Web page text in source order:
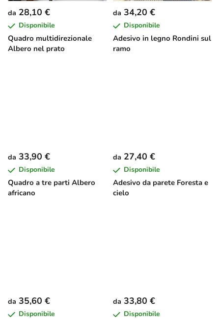
Quadro multidirezionale
Albero nel prato
da 28,10 €
Disponibile
Adesivo in legno Rondini sul
ramo
da 34,20 €
Disponibile
Quadro a tre parti Albero
africano
da 33,90 €
Disponibile
Adesivo da parete Foresta e
cielo
da 27,40 €
Disponibile
da 35,60 €
Disponibile
da 33,80 €
Disponibile